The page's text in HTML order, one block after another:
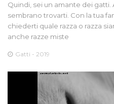
Quindi, sei un amante dei
sembrano trovarti. Con la tua
chiederti quale razza o razza
anche razze miste
Gatti - 2019